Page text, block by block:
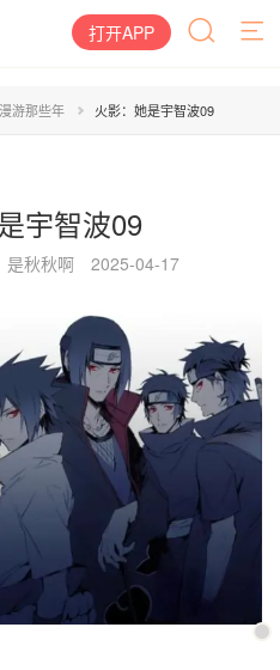
打开APP
游那些年 火影：她是宇智波09
宇智波09
是秋秋啊 2025-04-17